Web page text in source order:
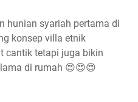
hunian syariah pertama di
konsep villa etnik
cantik tetapi juga bikin
di rumah 😍😍😍